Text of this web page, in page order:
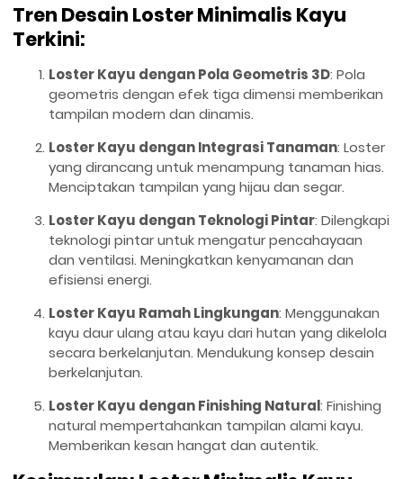
Tren Desain Loster Minimalis Kayu
Terkini:
Loster Kayu dengan Pola Geometris 3D: Pola
geometris dengan efek tiga dimensi memberikan
tampilan modern dan dinamis.
Loster Kayu dengan Integrasi Tanaman: Loster
yang dirancang untuk menampung tanaman hias.
Menciptakan tampilan yang hijau dan segar.
Loster Kayu dengan Teknologi Pintar: Dilengkapi
teknologi pintar untuk mengatur pencahayaan
dan ventilasi. Meningkatkan kenyamanan dan
efisiensi energi.
Loster Kayu Ramah Lingkungan: Menggunakan
kayu daur ulang atau kayu dari hutan yang dikelola
secara berkelanjutan. Mendukung konsep desain
berkelanjutan.
Loster Kayu dengan Finishing Natural: Finishing
natural mempertahankan tampilan alami kayu.
Memberikan kesan hangat dan autentik.